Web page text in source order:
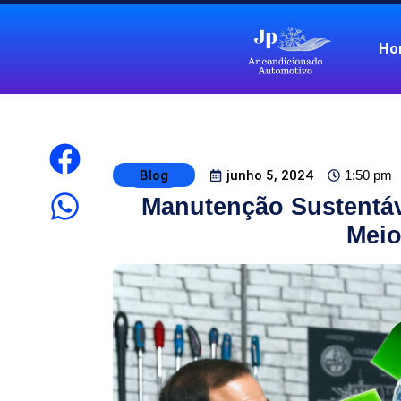
Blog junho 5, 2024 1:50 pm
Manutenção